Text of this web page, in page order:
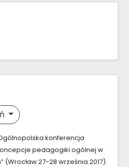
konferencja
pedagogiki ogólnej w
27-28 września 2017).